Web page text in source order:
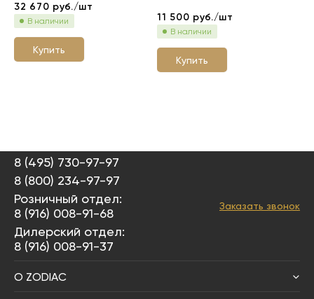
32 670 руб./шт
В наличии
Купить
11 500 руб./шт
В наличии
Купить
8 (495) 730-97-97
8 (800) 234-97-97
Розничный отдел:
8 (916) 008-91-68
Дилерский отдел:
8 (916) 008-91-37
Заказать звонок
О ZODIAC